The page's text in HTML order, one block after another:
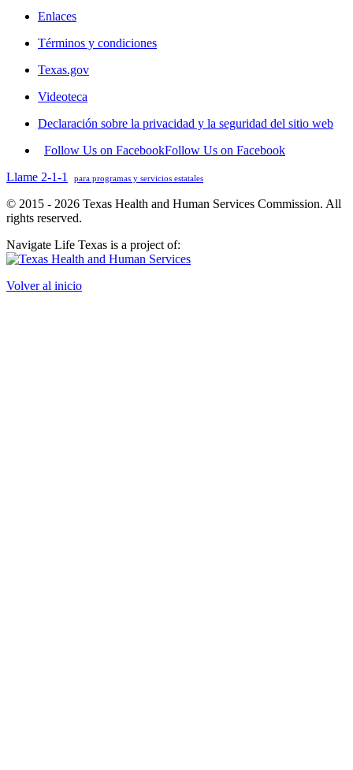
Enlaces
Términos y condiciones
Texas.gov
Videoteca
Declaración sobre la privacidad y la seguridad del sitio web
Follow Us on FacebookFollow Us on Facebook
Llame 2-1-1
para programas y servicios estatales
© 2015 - 2026 Texas Health and Human Services Commission. All
rights reserved.
Navigate Life Texas is a project of:
Volver al inicio